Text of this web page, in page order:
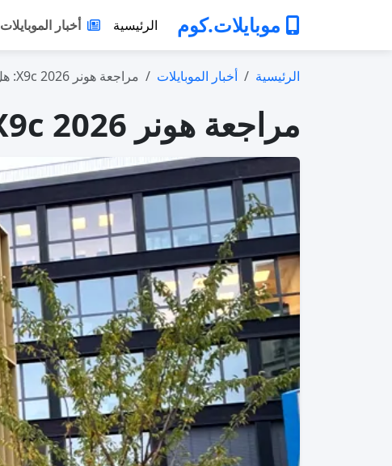
موبايلات.كوم الرئيسية أخبار الموبايلات
الرئيسية أخبار الموبايلات مراجعة هونر X9c 2026: هل ما زال يستحق ا…
مراجعة هونر X9c 2026: هل ما زال يستحق الشراء؟